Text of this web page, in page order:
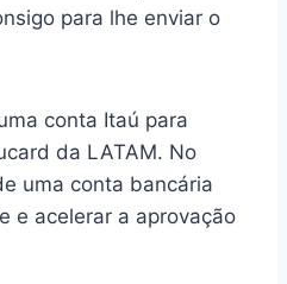
para lhe enviar o
conta Itaú para
da LATAM. No
uma conta bancária
e acelerar a aprovação